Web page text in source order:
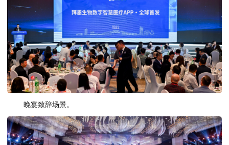
晚宴致辞场景。